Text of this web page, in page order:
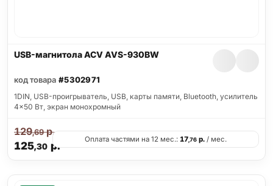
USB-магнитола ACV AVS-930BW
код товара #5302971
1DIN, USB-проигрыватель, USB, карты памяти, Bluetooth, усилитель
4x50 Вт, экран монохромный
125,30р.
129,69р.
Оплата частями на 12 мес.: 17,76 р. / мес.